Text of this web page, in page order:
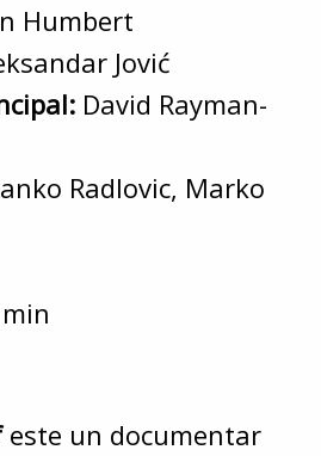
Humbert
Jović
: David Rayman-
Radlovic, Marko
este un documentar